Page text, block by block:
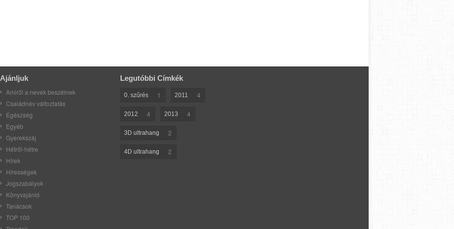
Ajánljuk
Amiről a nevek beszélnek
Családnév változtatás
Egészség
Egyéb
Gyerekszáj
Hétről-hétre
Hírek
Hírességek
Jogszabályok
Könyvajánló
Tanácsok
TOP 100
Legutóbbi Címkék
0. szűrés 1 2011 4
2012 4 2013 4
3D ultrahang 2
4D ultrahang 2